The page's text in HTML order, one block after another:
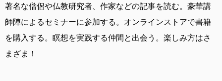
著名な僧侶や仏教研究者、作家などの記事を読む。 豪華講
師陣によるセミナーに参加する。 オンラインストアで書籍
を購入する。 瞑想を実践する仲間と出会う。 楽しみ方はさ
まざま！